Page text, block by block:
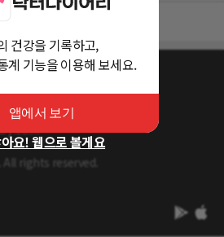
리방침
연봉빌딩 8층
rights reserved.
건강을 기록하고,
계 기능을 이용해 보세요.
앱에서 보기
요! 웹으로 볼게요